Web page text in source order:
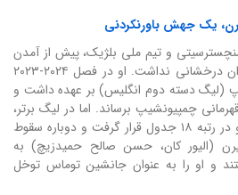
یک جهش باورنکردنی
و تیم ملی بلژیک، پیش از آمدن
به بایرن، سابقه مربیگری چندان درخشانی نداشت. او در فصل ۲۰۲۴-۲۰۲۳
(لیگ دسته دوم انگلیس) بر عهده داشت و
چمپیونشیپ برساند. اما در لیگ برتر،
برنلی عملکرد ضعیفی داشت و در رتبه ۱۸ جدول قرار گرفت و دوباره سقوط
(الیور کان، حسن صالح حمیدزیچ) به
و او را به عنوان جانشین توماس توخل